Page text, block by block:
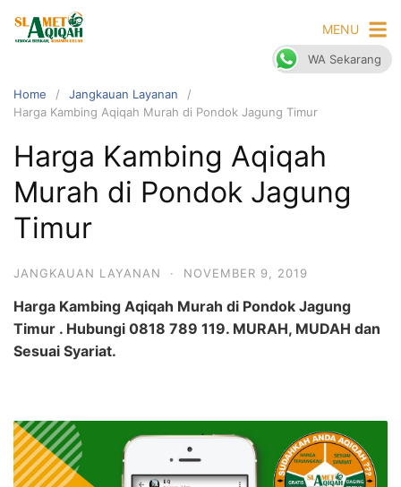
MENU
Home
Jangkauan Layanan
Harga Kambing Aqiqah Murah di Pondok Jagung Timur
Harga Kambing Aqiqah
Murah di Pondok Jagung
Timur
JANGKAUAN LAYANAN · NOVEMBER 9, 2019
Harga Kambing Aqiqah Murah di Pondok Jagung
Timur . Hubungi 0818 789 119. MURAH, MUDAH dan
Sesuai Syariat.
WA Sekarang